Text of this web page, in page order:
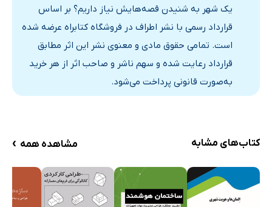
یک شهر به شنیدن قصه‌هایش نیاز داریم؟ بر اساس
قرارداد رسمی با نشر اطراف در فروشگاه کتابراه عرضه شده
است. تمامی حقوق مادی و معنوی نشر این اثر مطابق
قرارداد رعایت شده و سهم ناشر و صاحب اثر از هر خرید
به‌صورت قانونی پرداخت می‌شود.
کتاب‌های مشابه مشاهده همه ›